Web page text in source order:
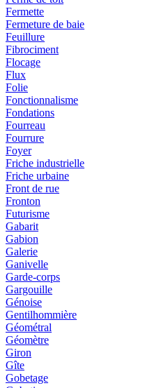
Fermette
Fermeture de baie
Feuillure
Fibrociment
Flocage
Flux
Folie
Fonctionnalisme
Fondations
Fourreau
Fourrure
Foyer
Friche industrielle
Friche urbaine
Front de rue
Fronton
Futurisme
Gabarit
Gabion
Galerie
Ganivelle
Garde-corps
Gargouille
Génoise
Gentilhommière
Géométral
Géomètre
Giron
Gîte
Gobetage